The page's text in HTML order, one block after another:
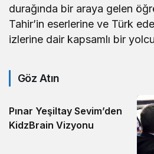
durağında bir araya gelen
Tahir’in eserlerine ve Türk
izlerine dair kapsamlı bir
Göz Atın
Pınar Yeşiltay Sevim’den
KidzBrain Vizyonu